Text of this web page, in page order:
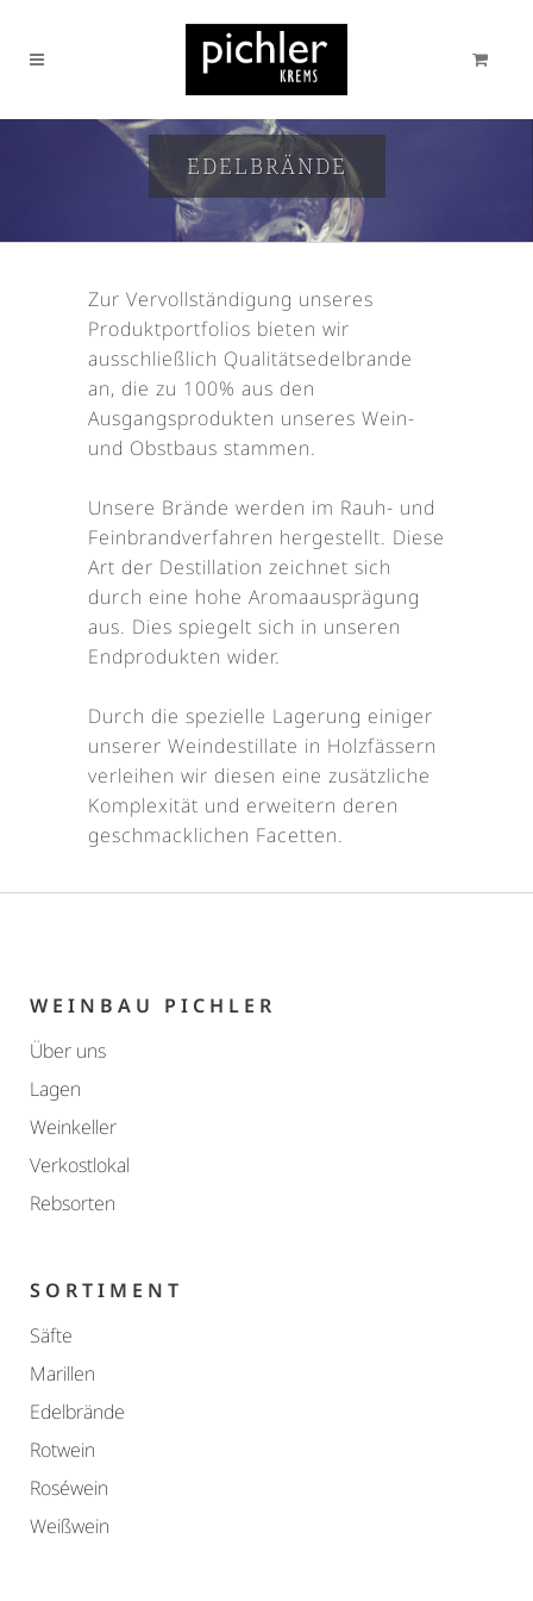
EDELBRÄNDE
Zur Vervollständigung unseres
Produktportfolios bieten wir
ausschließlich Qualitätsedelbrande
an, die zu 100% aus den
Ausgangsprodukten unseres Wein-
und Obstbaus stammen.
Unsere Brände werden im Rauh- und
Feinbrandverfahren hergestellt. Diese
Art der Destillation zeichnet sich
durch eine hohe Aromaausprägung
aus. Dies spiegelt sich in unseren
Endprodukten wider.
Durch die spezielle Lagerung einiger
unserer Weindestillate in Holzfässern
verleihen wir diesen eine zusätzliche
Komplexität und erweitern deren
geschmacklichen Facetten.
WEINBAU PICHLER
Über uns
Lagen
Weinkeller
Verkostlokal
Rebsorten
SORTIMENT
Säfte
Marillen
Edelbrände
Rotwein
Roséwein
Weißwein